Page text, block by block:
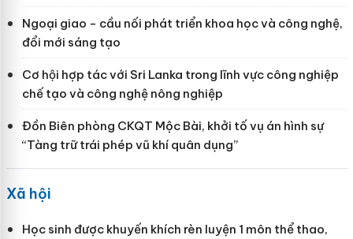
Ngoại giao - cầu nối phát triển khoa học và công nghệ,
đổi mới sáng tạo
Cơ hội hợp tác với Sri Lanka trong lĩnh vực công nghiệp
chế tạo và công nghệ nông nghiệp
Đồn Biên phòng CKQT Mộc Bài, khởi tố vụ án hình sự
“Tàng trữ trái phép vũ khí quân dụng”
Xã hội
Học sinh được khuyến khích rèn luyện 1 môn thể thao,